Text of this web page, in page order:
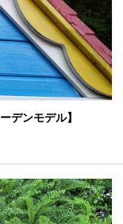
デンモデル】